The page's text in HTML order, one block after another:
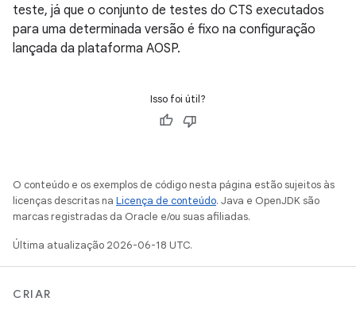
teste, já que o conjunto de testes do CTS executados
para uma determinada versão é fixo na configuração
lançada da plataforma AOSP.
Isso foi útil?
O conteúdo e os exemplos de código nesta página estão sujeitos às
licenças descritas na Licença de conteúdo. Java e OpenJDK são
marcas registradas da Oracle e/ou suas afiliadas.
Última atualização 2026-06-18 UTC.
CRIAR